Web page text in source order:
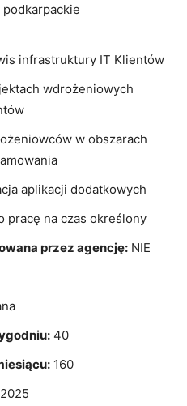
infrastruktury IT Klientów
wdrożeniowych
w obszarach
aplikacji dodatkowych
pracę na czas określony
przez agencję: NIE
40
160